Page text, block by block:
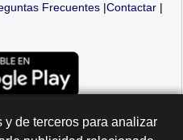
Frecuentes|Contactar|
de terceros para analizar